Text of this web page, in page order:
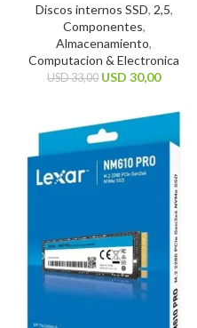
Discos internos SSD, 2,5,
Componentes,
Almacenamiento,
Computacion & Electronica
USD33,00 USD 30,00